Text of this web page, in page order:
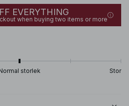
EVERYTHING
when buying two items or more
storlek Stor